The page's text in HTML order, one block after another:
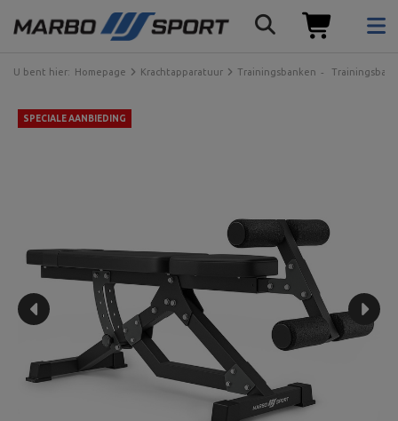
U bent hier: Homepage Krachtapparatuur Trainingsbanken
SPECIALE AANBIEDING